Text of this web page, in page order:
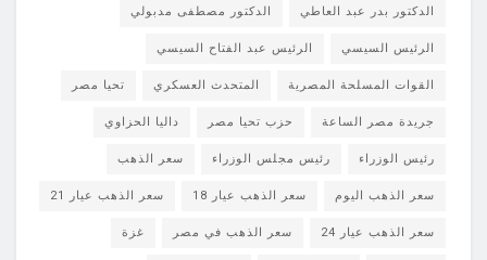
الدكتور بدر عبد العاطي الدكتور مصطفى مدبولي
الرئيس السيسي الرئيس عبد الفتاح السيسي
القوات المسلحة المصرية المتحدث العسكري تحيا مصر
جريدة مصر الساعة حزب تحيا مصر داليا الحزاوي
رئيس الوزراء رئيس مجلس الوزراء سعر الذهب
سعر الذهب اليوم سعر الذهب عيار 18 سعر الذهب عيار 21
سعر الذهب عيار 24 سعر الذهب في مصر غزة